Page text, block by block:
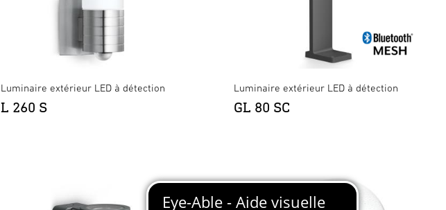
Luminaire extérieur LED à détection
L 260 S
Luminaire extérieur LED à détection
GL 80 SC